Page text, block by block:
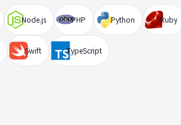
Node.js PHP Python Ruby
Swift TypeScript